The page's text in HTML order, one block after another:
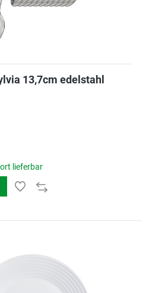
13,7cm edelstahl
lieferbar